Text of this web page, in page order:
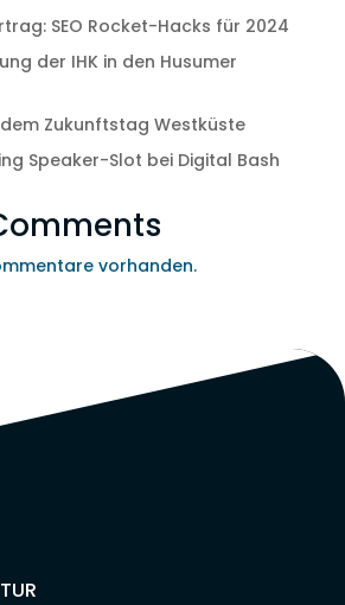
SEO Rocket-Hacks für 2024
der IHK in den Husumer
Zukunftstag Westküste
Speaker-Slot bei Digital Bash
vorhanden.